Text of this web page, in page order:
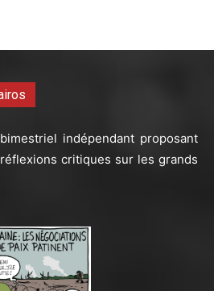
indépendant proposant
critiques sur les grands